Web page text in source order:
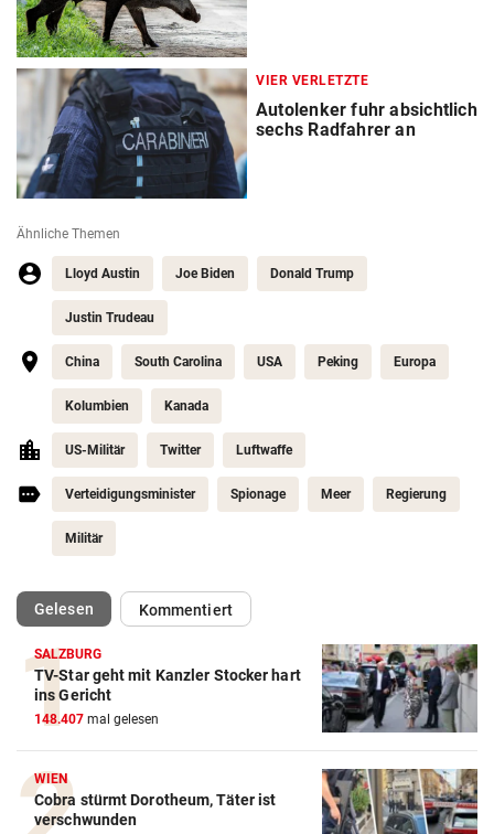
VIER VERLETZTE
Autolenker fuhr absichtlich
sechs Radfahrer an
Ähnliche Themen
Lloyd Austin Joe Biden Donald Trump
Justin Trudeau
China South Carolina USA Peking Europa
Kolumbien Kanada
US-Militär Twitter Luftwaffe
Verteidigungsminister Spionage Meer Regierung
Militär
Gelesen(ausgewählt)Kommentiert
SALZBURG
TV-Star geht mit Kanzler Stocker hart
ins Gericht
148.407 mal gelesen
WIEN
Cobra stürmt Dorotheum, Täter ist
verschwunden